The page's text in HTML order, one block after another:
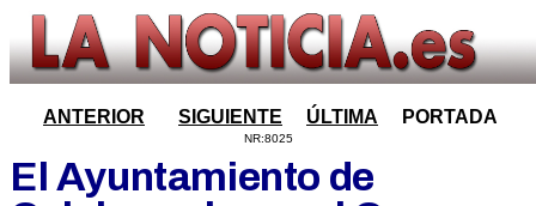
ANTERIOR SIGUIENTE ÚLTIMA PORTADA
NR:8025
El Ayuntamiento de